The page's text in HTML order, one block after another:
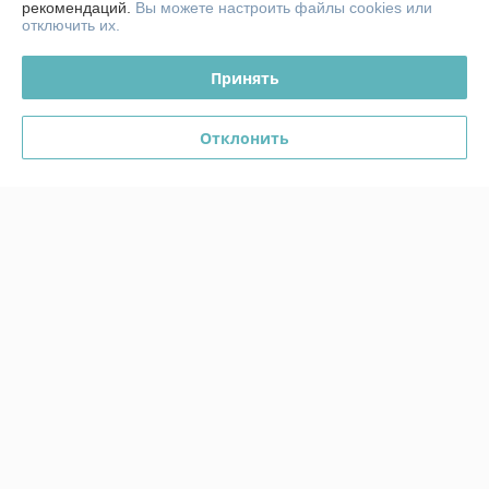
Полная версия сайта
Политика обработки cookies
рекомендаций. Вы можете настроить файлы cookies или
отключить их.
Принять
Отклонить